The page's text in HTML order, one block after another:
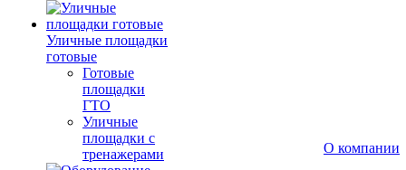
Уличные площадки
готовые
Готовые
площадки
ГТО
Уличные
площадки с
тренажерами
О компании